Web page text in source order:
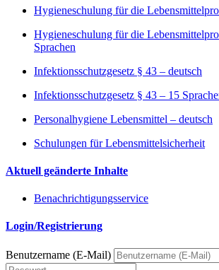
Hygieneschulung für die
Hygieneschulung für die
Sprachen
Infektionsschutzgesetz § 43 – deutsch
Infektionsschutzgesetz § 43 – 15
Personalhygiene Lebensmittel – deutsch
Schulungen für Lebensmittelsicherheit
Aktuell geänderte Inhalte
Benachrichtigungsservice
Login/Registrierung
Benutzername (E-Mail)